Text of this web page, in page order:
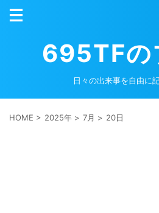
695TFの
日々の出来事を自由に
HOME > 2025年 > 7月 > 20日